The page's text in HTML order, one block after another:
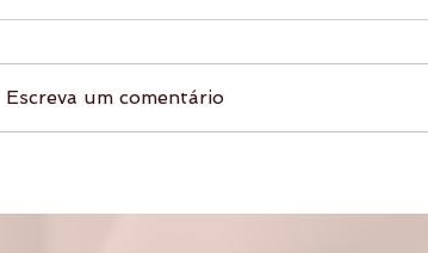
Escreva um comentário